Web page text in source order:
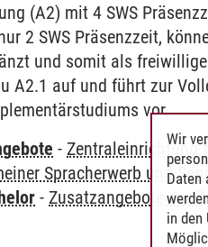
(A2) mit 4 SWS
2 SWS Präsenzzeit,
und somit als
A2.1 auf und führt zur
vor.
- Zentraleinrichtung
Spracherwerb und
- Zusatzangebote der
Wir
Daten
in den